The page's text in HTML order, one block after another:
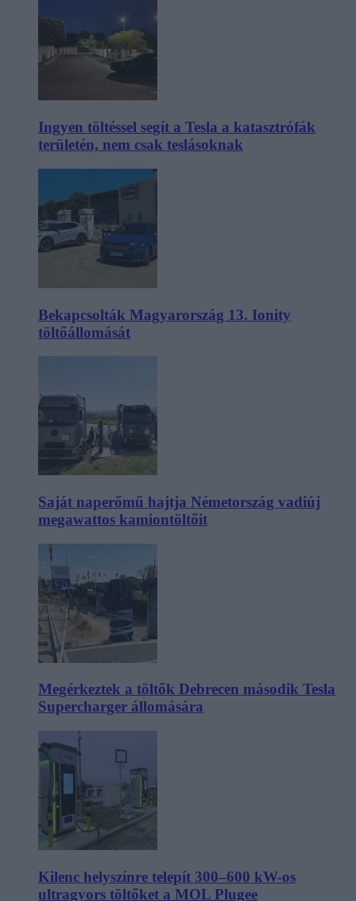
Ingyen töltéssel segít a Tesla a katasztrófák
területén, nem csak teslásoknak
Bekapcsolták Magyarország 13. Ionity
töltőállomását
Saját naperőmű hajtja Németország vadiúj
megawattos kamiontöltőit
Megérkeztek a töltők Debrecen második Tesla
Supercharger állomására
Kilenc helyszínre telepít 300–600 kW-os
ultragyors töltőket a MOL Plugee